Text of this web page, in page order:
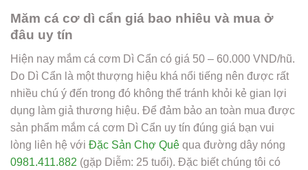
Măm cá cơ dì cẩn giá bao nhiêu và mua ở
đâu uy tín
Hiện nay mắm cá cơm Dì Cẩn có giá 50 – 60.000 VND/hũ.
Do Dì Cẩn là một thượng hiệu khá nổi tiếng nên được rất
nhiều chú ý đến trong đó không thể tránh khỏi kẻ gian lợi
dụng làm giả thương hiệu. Để đảm bảo an toàn mua được
sản phẩm mắm cá cơm Dì Cẩn uy tín đúng giá bạn vui
lòng liên hệ với Đặc Sản Chợ Quê qua đường dây nóng
0981.411.882 (gặp Diễm: 25 tuổi). Đặc biết chúng tôi có